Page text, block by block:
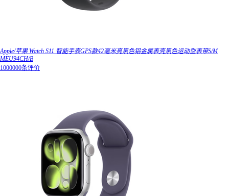
Apple/苹果 Watch S11 智能手表GPS款42毫米亮黑色铝金属表壳黑色运动型表带S/M
MEU94CH/B
1000000条评价